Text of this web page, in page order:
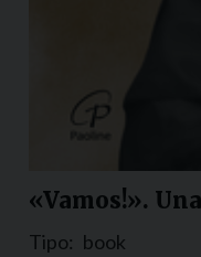
«Vamos!».
Tipo: book